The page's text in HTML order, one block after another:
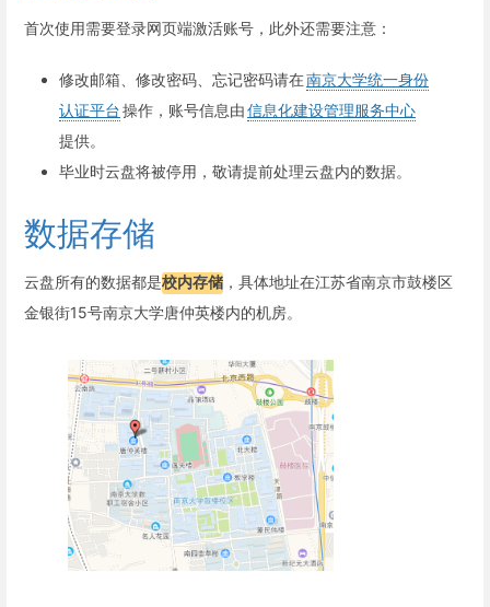
首次使用需要登录网页端激活账号，此外还需要注意：
修改邮箱、修改密码、忘记密码请在南京大学统一身份
认证平台操作，账号信息由信息化建设管理服务中心
提供。
毕业时云盘将被停用，敬请提前处理云盘内的数据。
数据存储
云盘所有的数据都是校内存储 ，具体地址在江苏省南京市鼓楼区
金银街15号南京大学唐仲英楼内的机房。